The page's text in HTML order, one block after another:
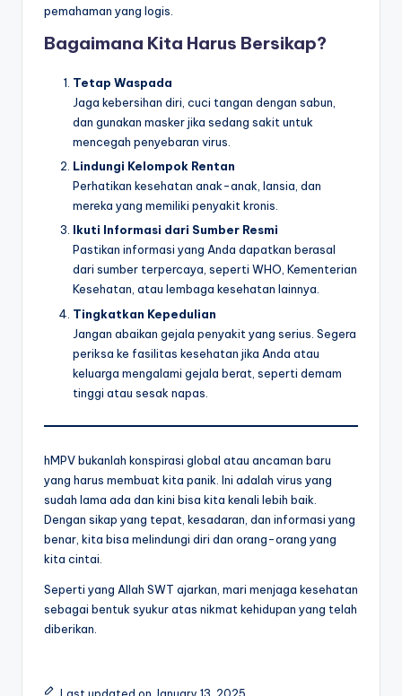
pemahaman yang logis.
Bagaimana Kita Harus Bersikap?
Tetap Waspada
Jaga kebersihan diri, cuci tangan dengan sabun,
dan gunakan masker jika sedang sakit untuk
mencegah penyebaran virus.
Lindungi Kelompok Rentan
Perhatikan kesehatan anak-anak, lansia, dan
mereka yang memiliki penyakit kronis.
Ikuti Informasi dari Sumber Resmi
Pastikan informasi yang Anda dapatkan berasal
dari sumber terpercaya, seperti WHO, Kementerian
Kesehatan, atau lembaga kesehatan lainnya.
Tingkatkan Kepedulian
Jangan abaikan gejala penyakit yang serius. Segera
periksa ke fasilitas kesehatan jika Anda atau
keluarga mengalami gejala berat, seperti demam
tinggi atau sesak napas.
hMPV bukanlah konspirasi global atau ancaman baru
yang harus membuat kita panik. Ini adalah virus yang
sudah lama ada dan kini bisa kita kenali lebih baik.
Dengan sikap yang tepat, kesadaran, dan informasi yang
benar, kita bisa melindungi diri dan orang-orang yang
kita cintai.
Seperti yang Allah SWT ajarkan, mari menjaga kesehatan
sebagai bentuk syukur atas nikmat kehidupan yang telah
diberikan.